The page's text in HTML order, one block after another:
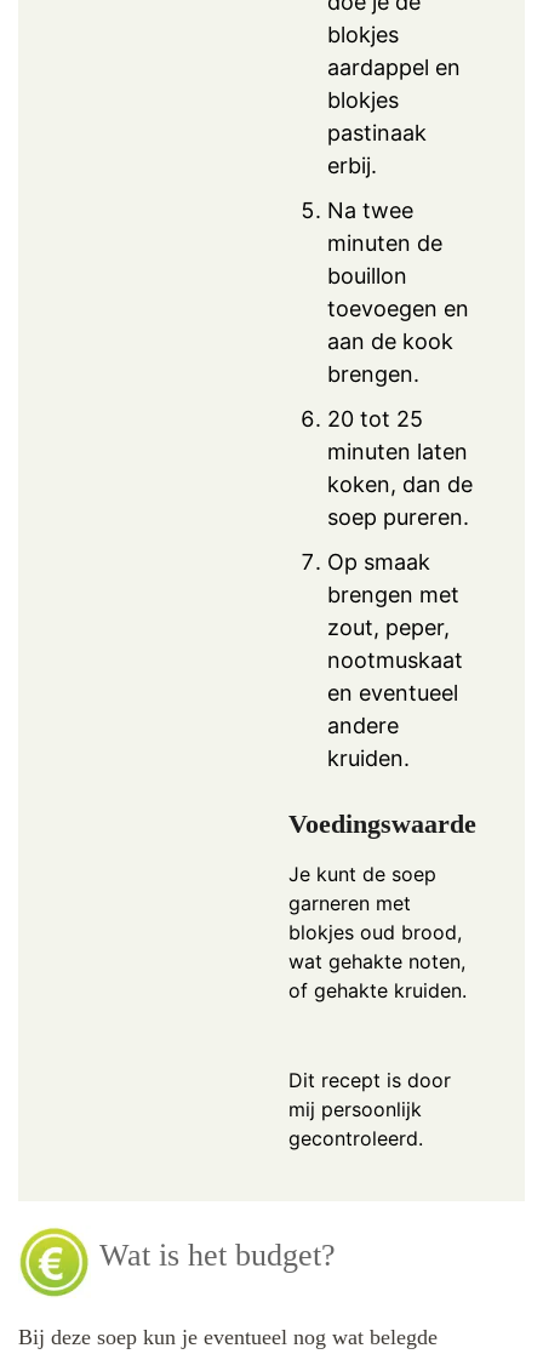
blokjes
aardappel en
blokjes
pastinaak
erbij.
Na twee
minuten de
bouillon
toevoegen en
aan de kook
brengen.
20 tot 25
minuten laten
koken, dan de
soep pureren.
Op smaak
brengen met
zout, peper,
nootmuskaat
en eventueel
andere
kruiden.
Voedingswaarde
Je kunt de soep
garneren met
blokjes oud brood,
wat gehakte noten,
of gehakte kruiden.
Dit recept is door
mij persoonlijk
gecontroleerd.
Wat is het budget?
Bij deze soep kun je eventueel nog wat belegde